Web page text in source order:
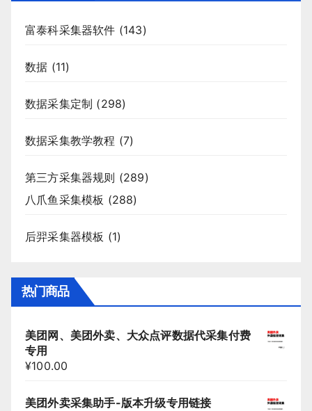
富泰科采集器软件 (143)
数据 (11)
数据采集定制 (298)
数据采集教学教程 (7)
第三方采集器规则 (289)
八爪鱼采集模板 (288)
后羿采集器模板 (1)
热门商品
美团网、美团外卖、大众点评数据代采集付费
专用
¥100.00
美团外卖采集助手-版本升级专用链接